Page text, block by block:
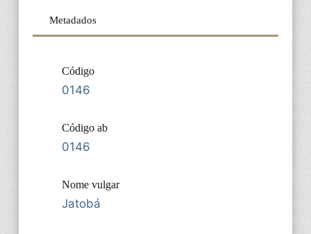
Metadados
Código
0146
Código ab
0146
Nome vulgar
Jatobá